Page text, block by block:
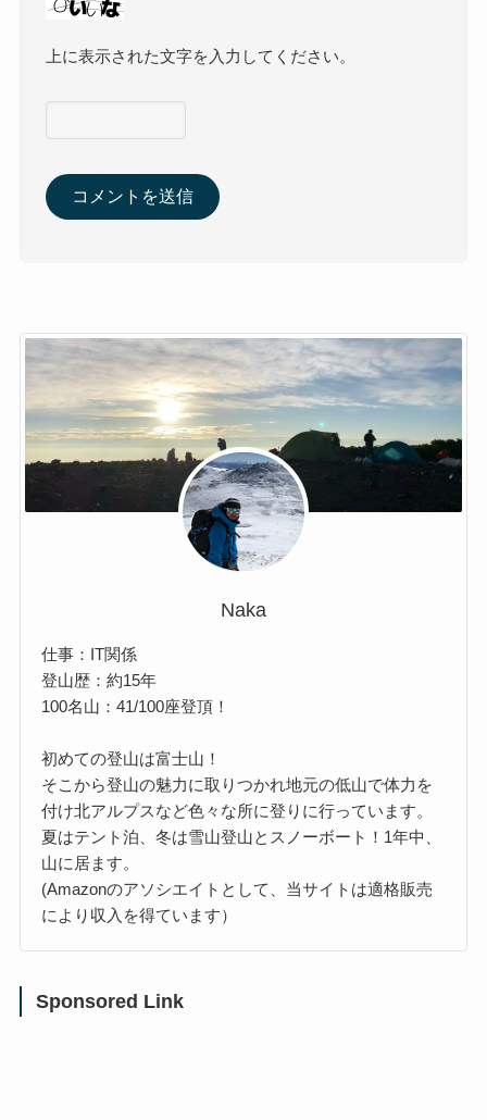
上に表示された文字を入力してください。
Naka
仕事：IT関係
登山歴：約15年
100名山：41/100座登頂！
初めての登山は富士山！
そこから登山の魅力に取りつかれ地元の低山で体力を
付け北アルプスなど色々な所に登りに行っています。
夏はテント泊、冬は雪山登山とスノーボート！1年中、
山に居ます。
(Amazonのアソシエイトとして、当サイトは適格販売
により収入を得ています）
Sponsored Link